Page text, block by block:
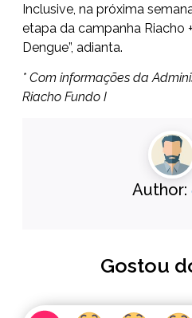
Inclusive, na próxima
etapa da campanha Riacho
Dengue”, adianta.
* Com informações da
Riacho Fundo I
Author:
Gostou